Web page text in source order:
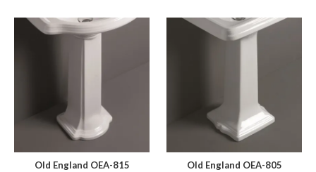
Old England OEA-815 Old England OEA-805